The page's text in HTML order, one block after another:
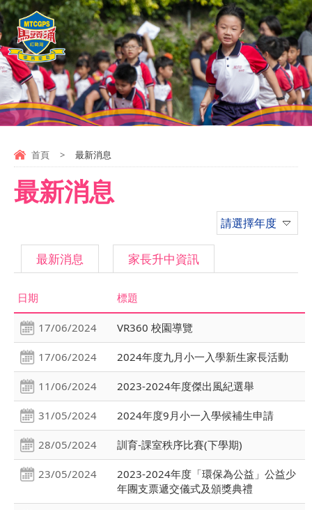
首頁 > 最新消息
最新消息
請選擇年度
最新消息 家長升中資訊
日期 標題
17/06/2024 VR360 校園導覽
17/06/2024 2024年度九月小一入學新生家長活動
11/06/2024 2023-2024年度傑出風紀選舉
31/05/2024 2024年度9月小一入學候補生申請
28/05/2024 訓育-課室秩序比賽(下學期)
23/05/2024
2023-2024年度「環保為公益」公益少
年團支票遞交儀式及頒獎典禮